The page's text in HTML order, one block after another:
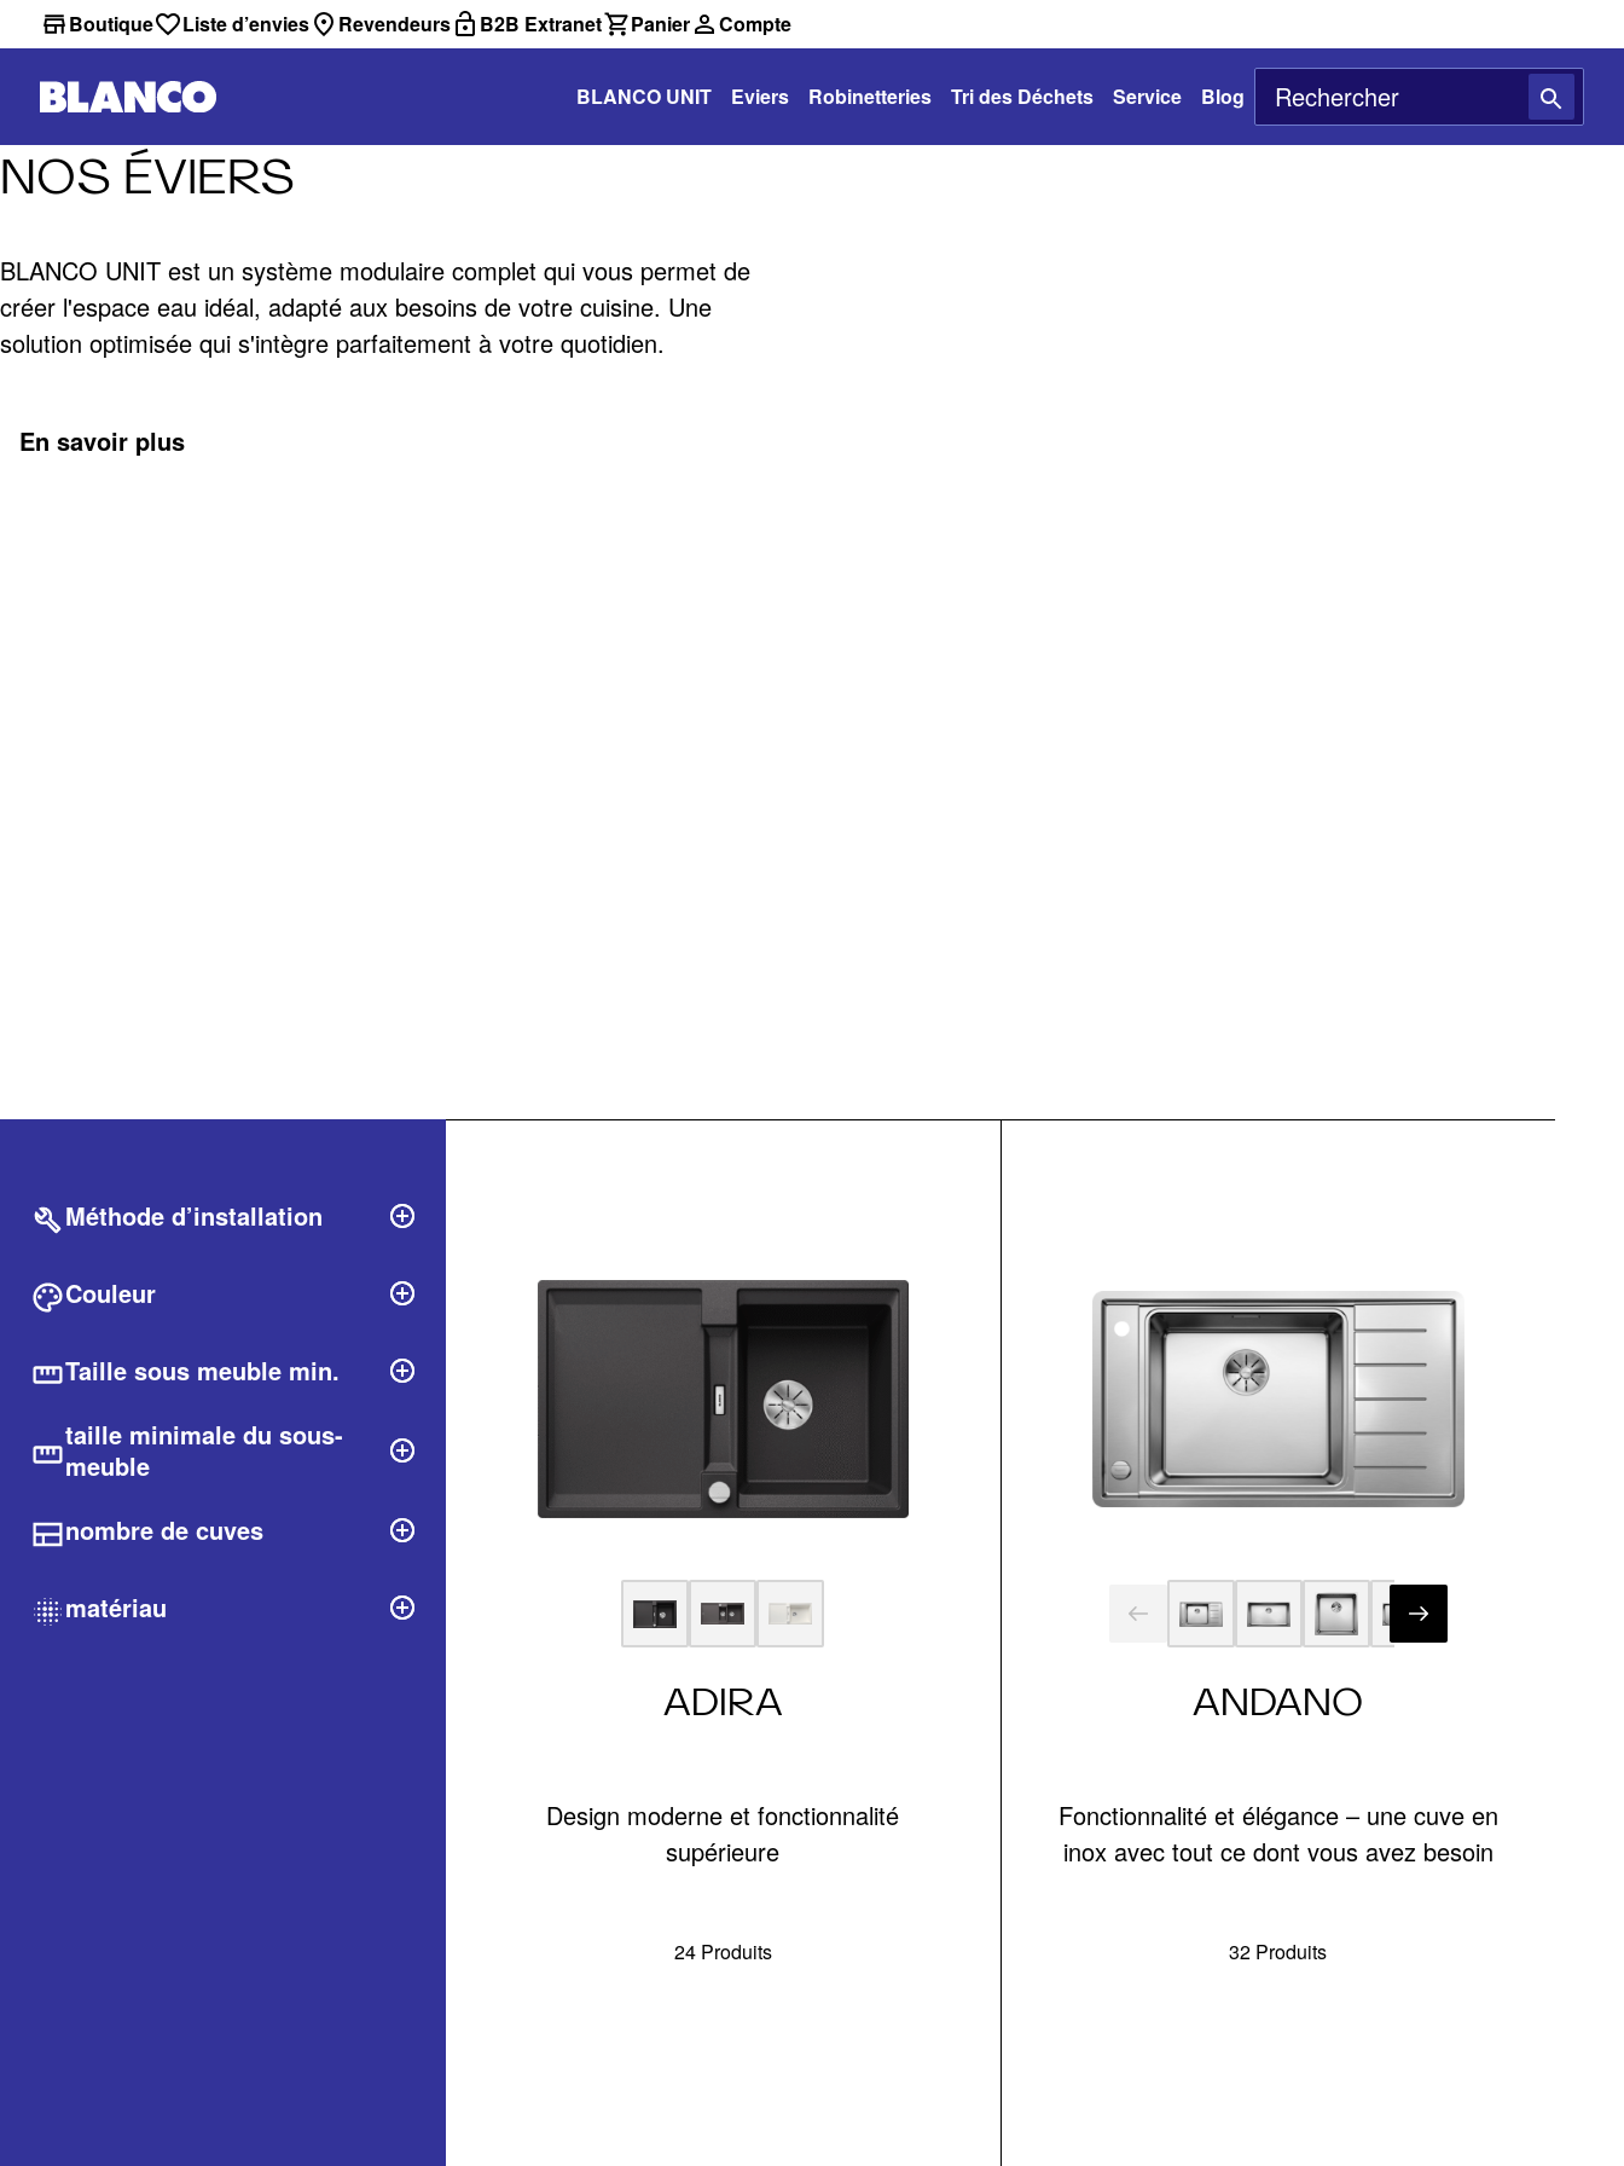
Boutique Liste d’envies Revendeurs B2B Extranet Panier Compte
BLANCO UNIT Eviers Robinetteries Tri des Déchets Service Blog
NOS ÉVIERS
BLANCO UNIT est un système modulaire complet qui vous permet de
créer l'espace eau idéal, adapté aux besoins de votre cuisine. Une
solution optimisée qui s'intègre parfaitement à votre quotidien.
En savoir plus
Méthode d’installation
Couleur
Taille sous meuble min.
taille minimale du sous-
meuble
nombre de cuves
matériau
ADIRA
Design moderne et fonctionnalité
supérieure
24 Produits
ANDANO
Fonctionnalité et élégance – une cuve en
inox avec tout ce dont vous avez besoin
32 Produits